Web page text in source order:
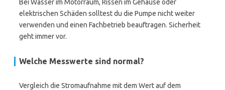
Bei Wasser im Motorraum, Rissen im Gehäuse oder
elektrischen Schäden solltest du die Pumpe nicht weiter
verwenden und einen Fachbetrieb beauftragen. Sicherheit
geht immer vor.
Welche Messwerte sind normal?
Vergleich die Stromaufnahme mit dem Wert auf dem